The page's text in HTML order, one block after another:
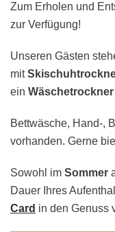
Zum Erholen und
zur Verfügung!
Unseren Gästen
mit
ein Wäschetrockner
Bettwäsche, Hand-,
vorhanden. Gerne
Sowohl im Sommer
Dauer Ihres
Card in den Genuss